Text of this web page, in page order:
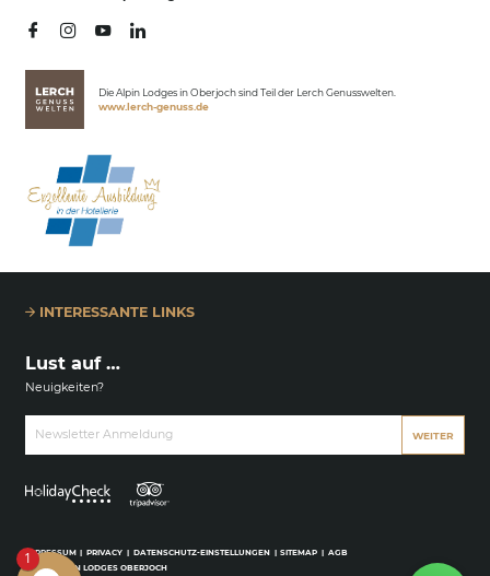
Die Alpin Lodges in Oberjoch sind Teil der Lerch Genusswelten.
www.lerch-genuss.de
INTERESSANTE LINKS
Lust auf …
Neuigkeiten?
Newsletter Anmeldung WEITER
IMPRESSUM | PRIVACY | DATENSCHUTZ-EINSTELLUNGEN | SITEMAP | AGB
© 2026 ALPIN LODGES OBERJOCH
1